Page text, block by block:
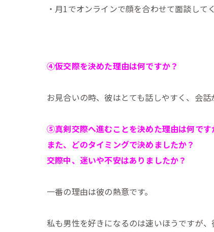
・月1でオンラインで顔を合わせて面談して
④仮交際を決めた理由は何ですか？
お見合いの時、彼はとても話しやすく、会話
⑤真剣交際へ進むことを決めた理由は何です
また、どのタイミングで決めましたか？
交際中、迷いや不安はありましたか？
一番の理由は彼の熱意です。
私も男性を好きになるのは速いほうですが